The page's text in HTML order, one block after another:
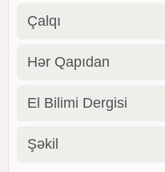
Çalqı
Hər Qapıdan
El Bilimi Dergisi
Şəkil